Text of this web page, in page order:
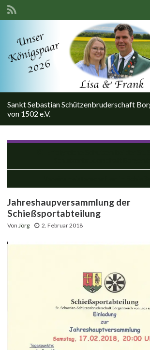
Search for:
Sankt Sebastian Schützenbruderschaft
von 1502 e.V.
Jahreshaupversammlung der
Schießsportabteilung
Von Jörg 2. Februar 2018